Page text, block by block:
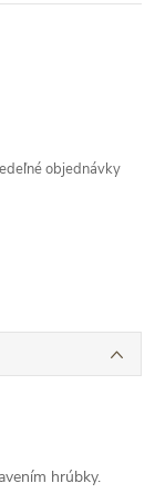
objednávky
hrúbky.